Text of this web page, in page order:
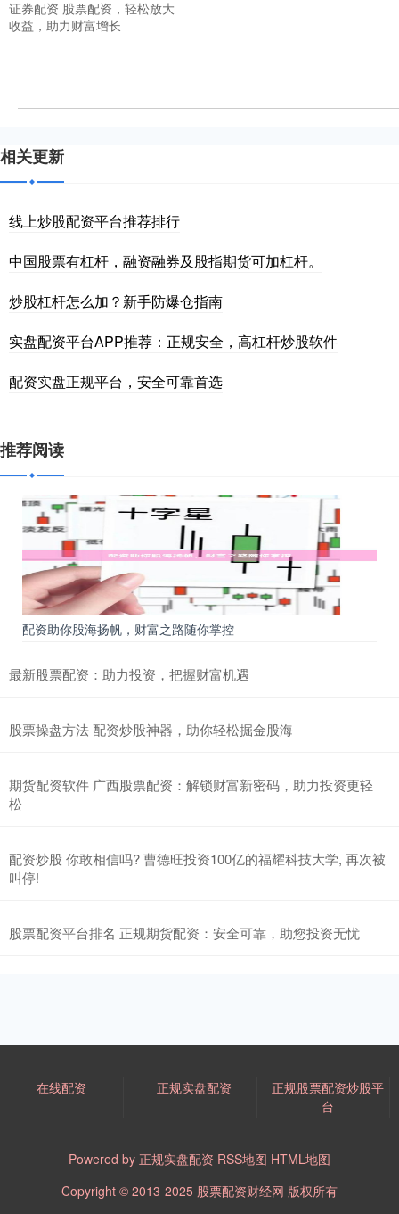
证券配资 股票配资，轻松放大
收益，助力财富增长
相关更新
线上炒股配资平台推荐排行
中国股票有杠杆，融资融券及股指期货可加杠杆。
炒股杠杆怎么加？新手防爆仓指南
实盘配资平台APP推荐：正规安全，高杠杆炒股软件
配资实盘正规平台，安全可靠首选
推荐阅读
配资助你股海扬帆，财富之路随你掌控
最新股票配资：助力投资，把握财富机遇
股票操盘方法 配资炒股神器，助你轻松掘金股海
期货配资软件 广西股票配资：解锁财富新密码，助力投资更轻
松
配资炒股 你敢相信吗? 曹德旺投资100亿的福耀科技大学, 再次被
叫停!
股票配资平台排名 正规期货配资：安全可靠，助您投资无忧
在线配资 正规实盘配资
正规股票配资炒股平
台
Powered by 正规实盘配资 RSS地图 HTML地图
Copyright © 2013-2025 股票配资财经网 版权所有